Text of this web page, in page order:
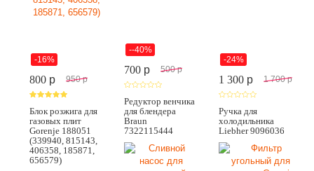
-16%
800 p 950 p
Блок розжига для
газовых плит
Gorenje 188051
(339940, 815143,
406358, 185871,
656579)
--40%
700 p 500 p
Редуктор венчика
для блендера
Braun
7322115444
-24%
1 300 p 1 700 p
Ручка для
холодильника
Liebher 9096036